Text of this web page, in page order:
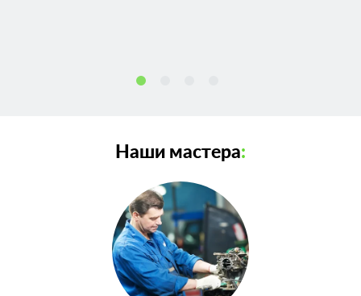
Наши мастера: